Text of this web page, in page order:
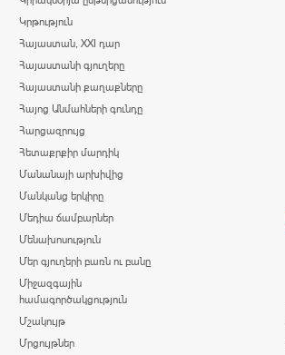
Կրթություն
Հայաստան, XXI դար
Հայաստանի գյուղերը
Հայաստանի քաղաքները
Հայոց Անմահների գունդը
Հարցազրույց
Հետաքրքիր մարդիկ
Մանանայի արխիվից
Մանկանց երկիրը
Մեդիա ճամբարներ
Մենախոսություն
Մեր գյուղերի բառն ու բանը
Միջազգային
համագործակցություն
Մշակույթ
Մրցույթներ